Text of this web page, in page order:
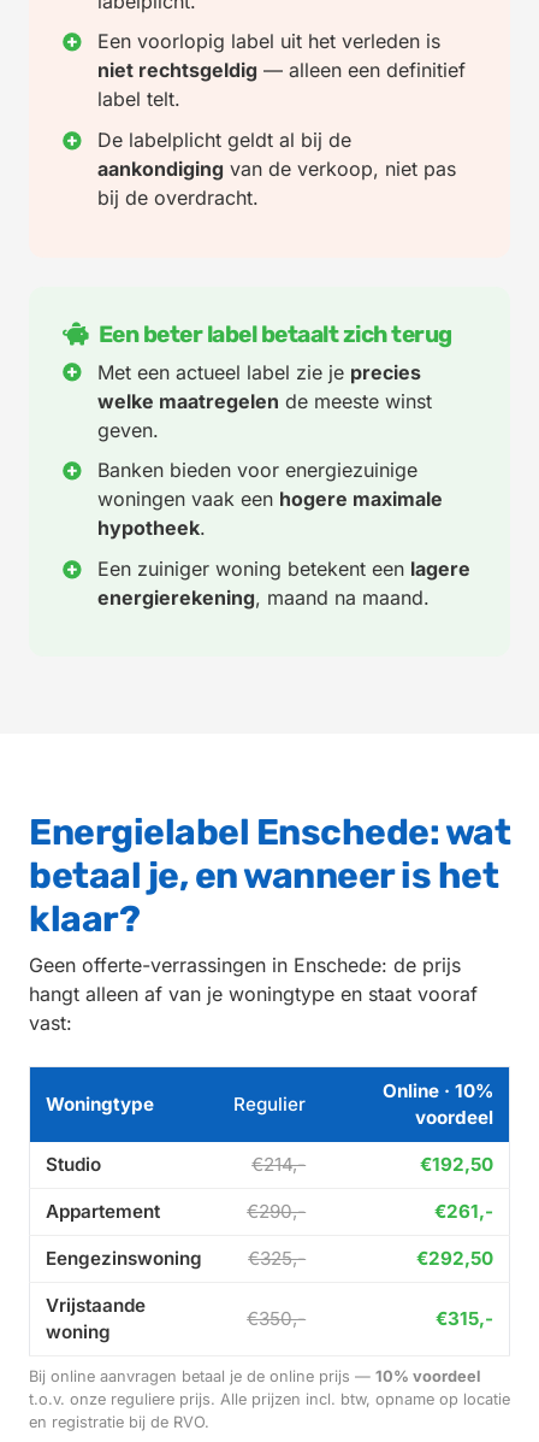
Een voorlopig label uit het verleden is
niet rechtsgeldig — alleen een definitief
label telt.
De labelplicht geldt al bij de
aankondiging van de verkoop, niet pas
bij de overdracht.
Een beter label betaalt zich terug
Met een actueel label zie je precies
welke maatregelen de meeste winst
geven.
Banken bieden voor energiezuinige
woningen vaak een hogere maximale
hypotheek.
Een zuiniger woning betekent een lagere
energierekening, maand na maand.
Energielabel Enschede: wat
betaal je, en wanneer is het
klaar?
Geen offerte-verrassingen in Enschede: de prijs
hangt alleen af van je woningtype en staat vooraf
vast:
Woningtype Regulier
Online · 10%
voordeel
Studio €214,- €192,50
Appartement €290,- €261,-
Eengezinswoning €325,- €292,50
Vrijstaande
woning
€350,- €315,-
Bij online aanvragen betaal je de online prijs — 10% voordeel
t.o.v. onze reguliere prijs. Alle prijzen incl. btw, opname op locatie
en registratie bij de RVO.